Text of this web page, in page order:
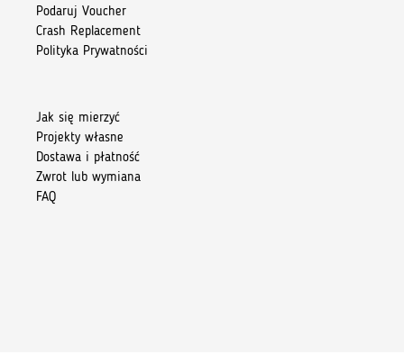
Podaruj Voucher
Crash Replacement
Polityka Prywatności
Jak się mierzyć
Projekty własne
Dostawa i płatność
Zwrot lub wymiana
FAQ